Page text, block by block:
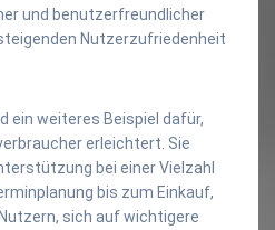
und benutzerfreundlicher
Nutzerzufriedenheit
ein weiteres Beispiel dafür,
erleichtert. Sie
bei einer Vielzahl
bis zum Einkauf,
sich auf wichtigere